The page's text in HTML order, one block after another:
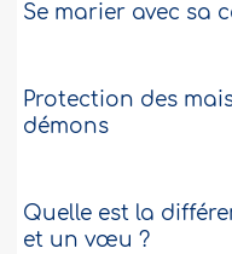
Se marier avec sa
Protection des
démons
Quelle est la
et un vœu ?